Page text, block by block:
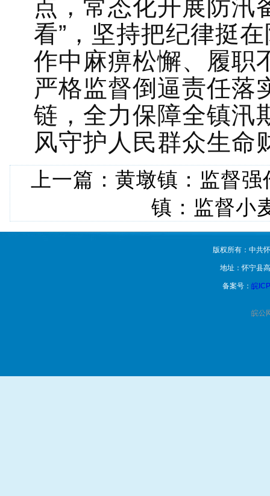
点，常态化开展防汛
看”，坚持把纪律挺
作中麻痹松懈、履职
严格监督倒逼责任落
链，全力保障全镇汛
风守护人民群众生命
上一篇： 黄墩镇：监督
镇：监督小
版权所有：中共
地址：怀宁县
备案号： 皖
皖公